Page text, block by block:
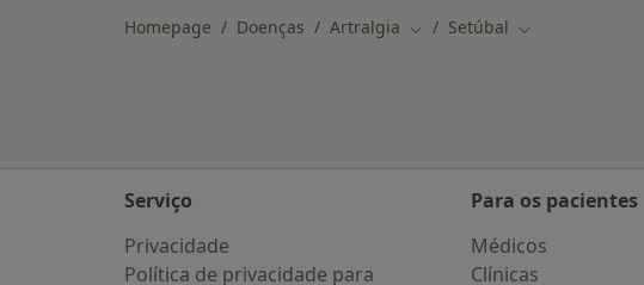
Homepage Doenças Artralgia Mudar de cidade
Setúbal Mudar de cidade
Serviço
Privacidade
Política de privacidade para
Para os pacientes
Médicos
Clínicas